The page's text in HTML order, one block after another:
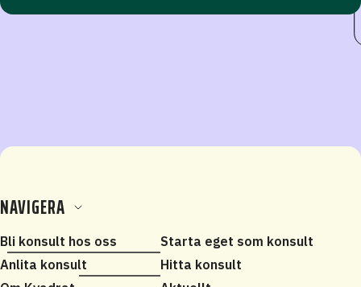
NAVIGERA
Bli konsult hos oss
Starta eget som konsult
Anlita konsult
Hitta konsult